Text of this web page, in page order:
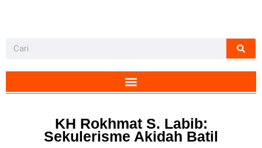
KH Rokhmat S. Labib:
Sekulerisme Akidah Batil